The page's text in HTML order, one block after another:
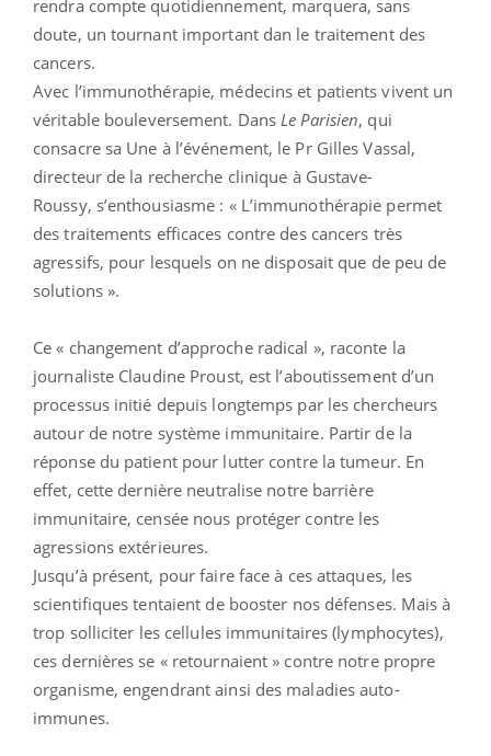
rendra compte quotidiennement, marquera, sans
doute, un tournant important dan le traitement des
cancers.
Avec l’immunothérapie, médecins et patients vivent un
véritable bouleversement. Dans Le Parisien, qui
consacre sa Une à l’événement, le Pr Gilles Vassal,
directeur de la recherche clinique à Gustave-
Roussy, s’enthousiasme : « L’immunothérapie permet
des traitements efficaces contre des cancers très
agressifs, pour lesquels on ne disposait que de peu de
solutions ».
Ce « changement d’approche radical », raconte la
journaliste Claudine Proust, est l’aboutissement d’un
processus initié depuis longtemps par les chercheurs
autour de notre système immunitaire. Partir de la
réponse du patient pour lutter contre la tumeur. En
effet, cette dernière neutralise notre barrière
immunitaire, censée nous protéger contre les
agressions extérieures.
Jusqu’à présent, pour faire face à ces attaques, les
scientifiques tentaient de booster nos défenses. Mais à
trop solliciter les cellules immunitaires (lymphocytes),
ces dernières se « retournaient » contre notre propre
organisme, engendrant ainsi des maladies auto-
immunes.